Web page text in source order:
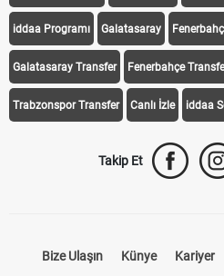
iddaa Programı Galatasaray
Galatasaray Transfer Fenerbahçe
Trabzonspor Transfer Canlı İzle iddaa
Takip Et
Bize Ulaşın Künye Kariyer